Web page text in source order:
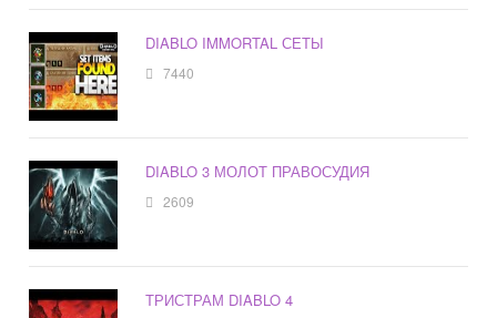
DIABLO IMMORTAL СЕТЫ
7440
DIABLO 3 МОЛОТ ПРАВОСУДИЯ
2609
ТРИСТРАМ DIABLO 4